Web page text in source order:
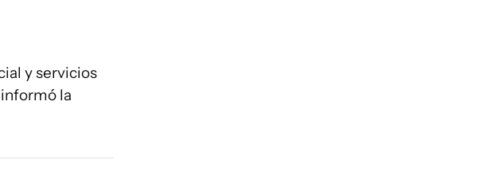
y servicios
la